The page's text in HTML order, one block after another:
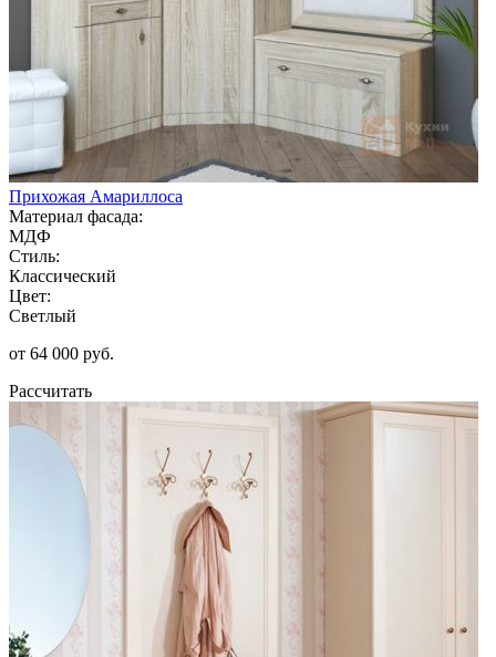
Прихожая Амариллоса
Материал фасада:
МДФ
Стиль:
Классический
Цвет:
Светлый
от 64 000 руб.
Рассчитать